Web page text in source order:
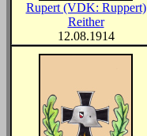
Rupert (VDK: Ruppert)
Reither
12.08.1914